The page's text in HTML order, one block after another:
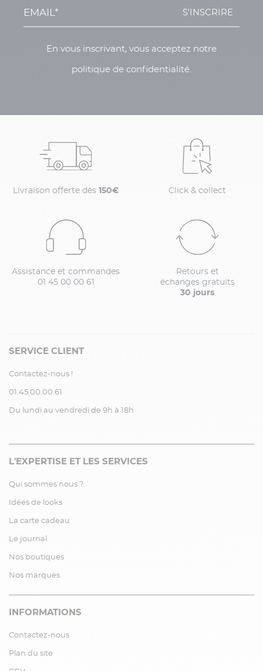
S'INSCRIRE
En vous inscrivant, vous acceptez notre
politique de confidentialité.
Livraison offerte dès 150€ Click & collect
Assistance et commandes
01 45 00 00 61
Retours et
échanges gratuits
30 jours
SERVICE CLIENT
Contactez-nous !
01.45.00.00.61
Du lundi au vendredi de 9h à 18h
L'EXPERTISE ET LES SERVICES
Qui sommes nous ?
Idées de looks
La carte cadeau
Le journal
Nos boutiques
Nos marques
INFORMATIONS
Contactez-nous
Plan du site